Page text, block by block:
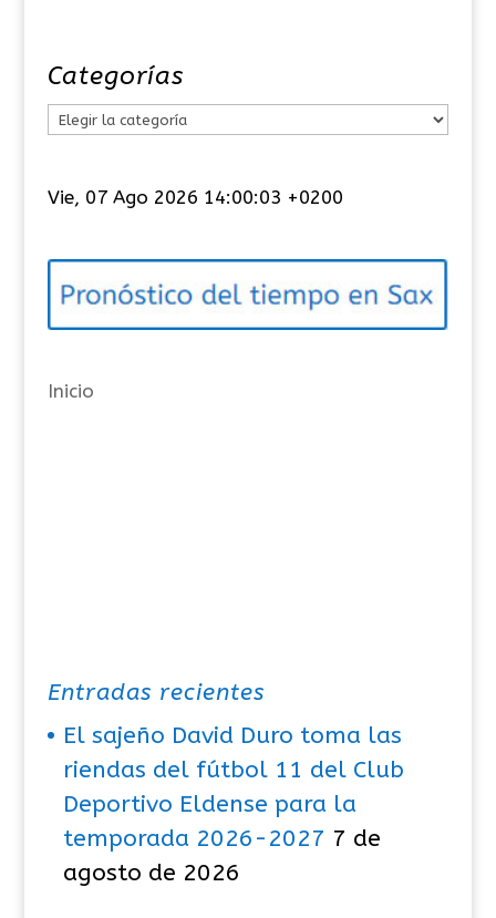
Categorías
e
o
í
s
Vie, 07 Ago 2026 14:00:04 +0200
Inicio
Entradas recientes
El sajeño David Duro toma las
riendas del fútbol 11 del Club
Deportivo Eldense para la
temporada 2026-2027 7 de
agosto de 2026